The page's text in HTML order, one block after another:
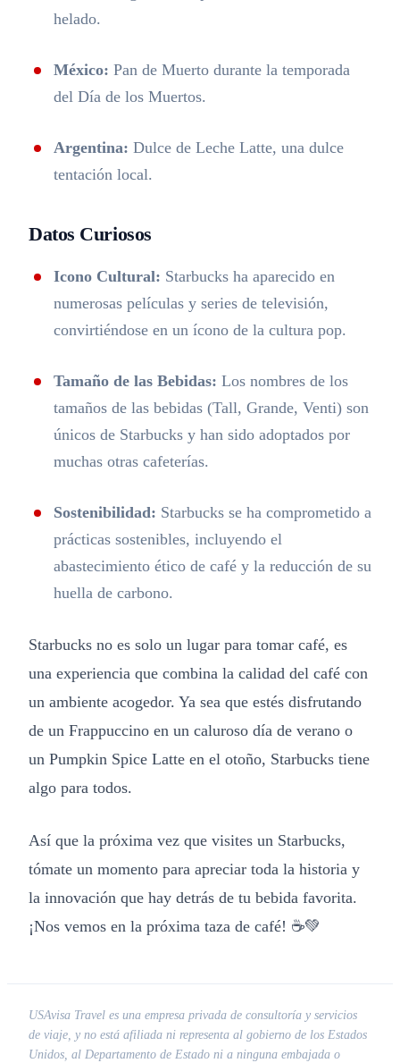
helado.
México: Pan de Muerto durante la temporada
del Día de los Muertos.
Argentina: Dulce de Leche Latte, una dulce
tentación local.
Datos Curiosos
Icono Cultural: Starbucks ha aparecido en
numerosas películas y series de televisión,
convirtiéndose en un ícono de la cultura pop.
Tamaño de las Bebidas: Los nombres de los
tamaños de las bebidas (Tall, Grande, Venti) son
únicos de Starbucks y han sido adoptados por
muchas otras cafeterías.
Sostenibilidad: Starbucks se ha comprometido a
prácticas sostenibles, incluyendo el
abastecimiento ético de café y la reducción de su
huella de carbono.
Starbucks no es solo un lugar para tomar café, es
una experiencia que combina la calidad del café con
un ambiente acogedor. Ya sea que estés disfrutando
de un Frappuccino en un caluroso día de verano o
un Pumpkin Spice Latte en el otoño, Starbucks tiene
algo para todos.
Así que la próxima vez que visites un Starbucks,
tómate un momento para apreciar toda la historia y
la innovación que hay detrás de tu bebida favorita.
¡Nos vemos en la próxima taza de café! ☕💚
USAvisa Travel es una empresa privada de consultoría y servicios
de viaje, y no está afiliada ni representa al gobierno de los Estados
Unidos, al Departamento de Estado ni a ninguna embajada o